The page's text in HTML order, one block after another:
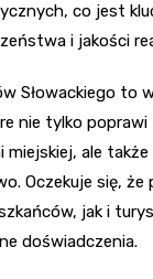
co jest
i jakości
Słowackiego to
nie tylko
ale także
Oczekuje się, że
jak i
doświadczenia.